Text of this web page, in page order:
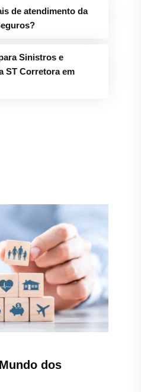
de atendimento da
Sinistros e
ST Corretora em
dos